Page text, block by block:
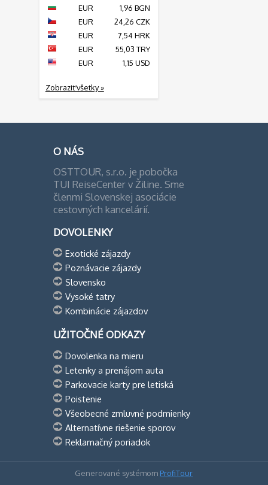
EUR
1,96 BGN
EUR
24,26 CZK
EUR
7,54 HRK
EUR
55,03 TRY
EUR
1,15 USD
Zobraziť všetky »
O NÁS
OSTTOUR, s.r.o. je pobočka
TUI ReiseCenter v Žiline. Sme
členmi Slovenskej asociácie
cestovných kancelárií.
DOVOLENKY
Exotické zájazdy
Poznávacie zájazdy
Slovensko
Vysoké tatry
Kombinácie zájazdov
UŽITOČNÉ ODKAZY
Dovolenka na mieru
Letenky a prenájom auta
Parkovacie karty pre letiská
Poistenie
Všeobecné zmluvné podmienky
Alternatívne riešenie sporov
Reklamačný poriadok
Generované systémom ProfiTour